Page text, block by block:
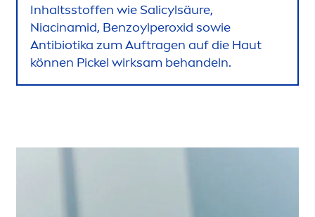
Inhaltsstoffen wie Salicylsäure,
Niacinamid, Benzoylperoxid sowie
Antibiotika zum Auftragen auf die Haut
können Pickel wirksam behandeln.